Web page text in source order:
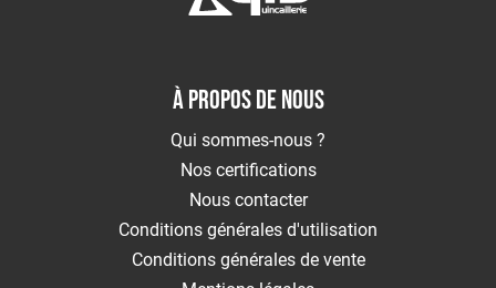
À PROPOS DE NOUS
Qui sommes-nous ?
Nos certifications
Nous contacter
Conditions générales d'utilisation
Conditions générales de vente